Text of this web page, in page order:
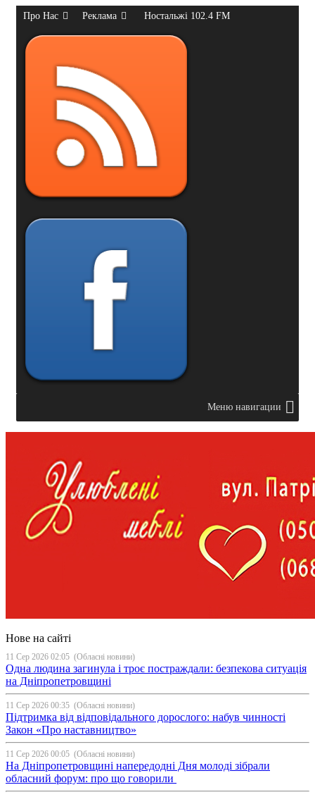
Про Нас Реклама Ностальжі 102.4 FM
Меню навигации
Нове на сайті
11 Сер 2026 02:05 (Обласні новини)
Одна людина загинула і троє постраждали: безпекова ситуація
на Дніпропетровщині
11 Сер 2026 00:35 (Обласні новини)
Підтримка від відповідального дорослого: набув чинності
Закон «Про наставництво»
11 Сер 2026 00:05 (Обласні новини)
На Дніпропетровщині напередодні Дня молоді зібрали
обласний форум: про що говорили